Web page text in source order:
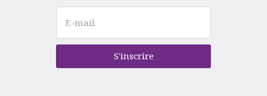
S'inscrire